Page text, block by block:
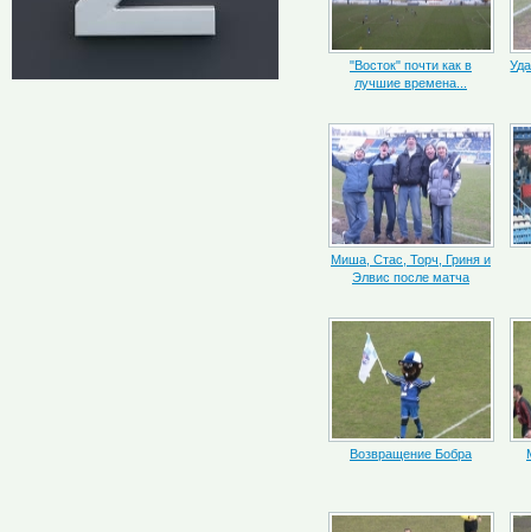
"Восток" почти как в
лучшие времена...
Миша, Стас, Торч, Гриня и
Элвис после матча
Возвращение Бобра